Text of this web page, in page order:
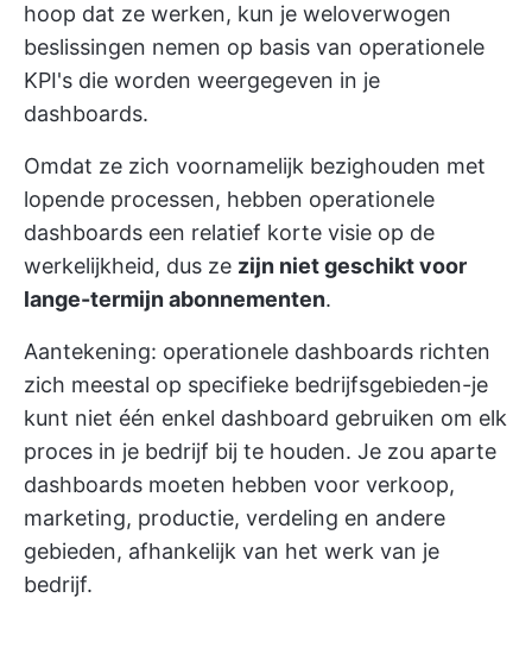
hoop dat ze werken, kun je weloverwogen
beslissingen nemen op basis van operationele
KPI's die worden weergegeven in je
dashboards.
Omdat ze zich voornamelijk bezighouden met
lopende processen, hebben operationele
dashboards een relatief korte visie op de
werkelijkheid, dus ze zijn niet geschikt voor
lange-termijn abonnementen.
Aantekening: operationele dashboards richten
zich meestal op specifieke bedrijfsgebieden-je
kunt niet één enkel dashboard gebruiken om elk
proces in je bedrijf bij te houden. Je zou aparte
dashboards moeten hebben voor verkoop,
marketing, productie, verdeling en andere
gebieden, afhankelijk van het werk van je
bedrijf.